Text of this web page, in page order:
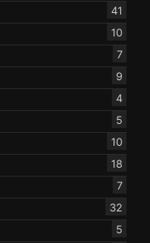
41
10
7
9
4
5
10
18
7
32
5